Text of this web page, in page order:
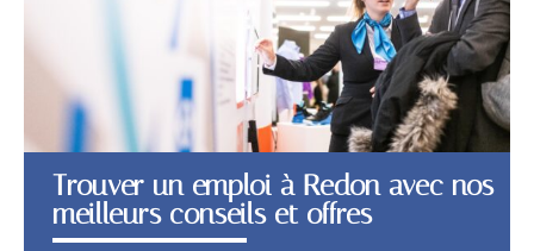
Trouver un emploi à Redon avec nos
meilleurs conseils et offres